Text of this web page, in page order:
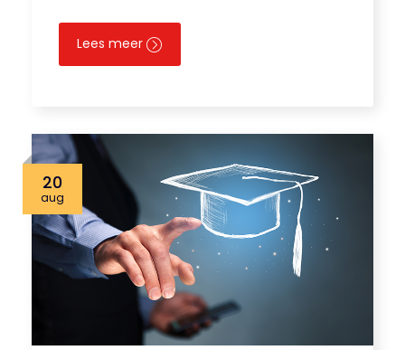
Lees meer
20
aug